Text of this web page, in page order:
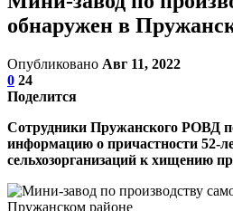
обнаружен в
Опубликовано Авг 11, 2022
0 24
Поделится
Сотрудники Пружанского РОВД
информацию о причастности 52-
сельхозорганизаций к хищению